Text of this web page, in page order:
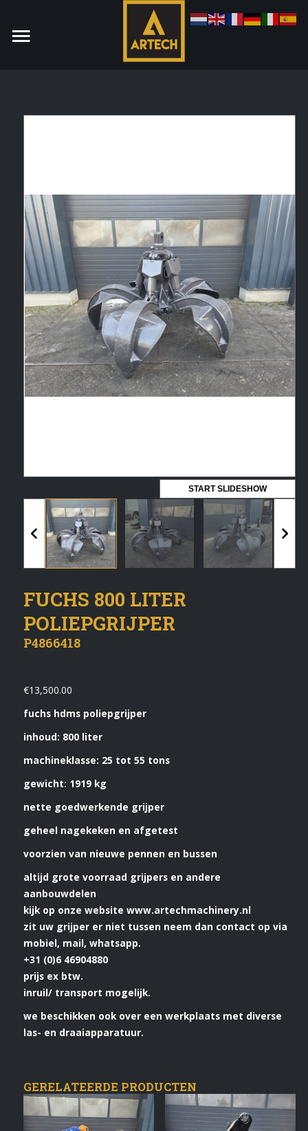
Spare parts manager
januari 2023
Vacatures
Login
Vermeldingen feed
Reacties feed
WordPress.org
Contact Opnemen
START SLIDESHOW
FUCHS 800 LITER
POLIEPGRIJPER
P4866418
€13,500.00
fuchs hdms poliepgrijper
inhoud: 800 liter
machineklasse: 25 tot 55 tons
gewicht: 1919 kg
nette goedwerkende grijper
geheel nagekeken en afgetest
voorzien van nieuwe pennen en bussen
altijd grote voorraad grijpers en andere
aanbouwdelen
kijk op onze website www.artechmachinery.nl
zit uw grijper er niet tussen neem dan contact op via
mobiel, mail, whatsapp.
+31 (0)6 46904880
prijs ex btw.
inruil/ transport mogelijk.
we beschikken ook over een werkplaats met diverse
las- en draaiapparatuur.
GERELATEERDE PRODUCTEN